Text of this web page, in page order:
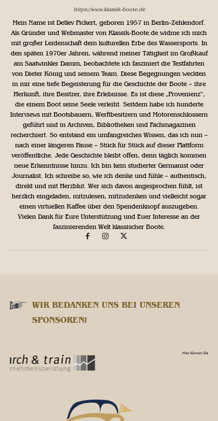
https://www.klassik-boote.de
Mein Name ist Detlev Pickert, geboren 1957 in Berlin-Zehlendorf.
Als Gründer und Webmaster von Klassik-Boote.de widme ich mich
mit großer Leidenschaft dem kulturellen Erbe des Wassersports. In
den späten 1970er Jahren, während meiner Tätigkeit im Großkauf
am Saatwinkler Damm, beobachtete ich fasziniert die Testfahrten
von Dieter König und seinem Team. Diese Begegnungen weckten
in mir eine tiefe Begeisterung für die Geschichte der Boote – ihre
Herkunft, ihre Besitzer, ihre Erlebnisse. Es ist diese „Provenienz“,
die einem Boot seine Seele verleiht. Seitdem habe ich hunderte
Interviews mit Bootsbauern, Werftbesitzern und Motorenschlossern
geführt und in Archiven, Bibliotheken und Fachmagazinen
recherchiert. So entstand ein umfangreiches Wissen, das ich nun –
nach einer längeren Pause – Stück für Stück auf dieser Plattform
veröffentliche. Jede Geschichte bleibt offen, denn täglich kommen
neue Erkenntnisse hinzu. Ich bin kein studierter Germanist oder
Journalist. Ich schreibe so, wie ich denke und fühle – authentisch,
direkt und mit Herzblut. Wer sich davon angesprochen fühlt, ist
herzlich eingeladen, mitzulesen, mitzudenken und vielleicht sogar
einen virtuellen Kaffee über den Spendenknopf auszugeben.
Vielen Dank für Eure Unterstützung und Euer Interesse an der
faszinierenden Welt klassischer Boote.
WIR BEDANKEN UNS BEI UNSEREN
SPONSOREN!